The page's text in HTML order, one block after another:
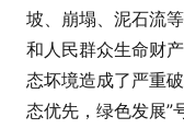
坡、崩塌、泥石流
和人民群众生命财
态坏境造成了严重
态优先，绿色发展”